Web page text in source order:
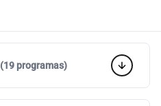
(19 programas)